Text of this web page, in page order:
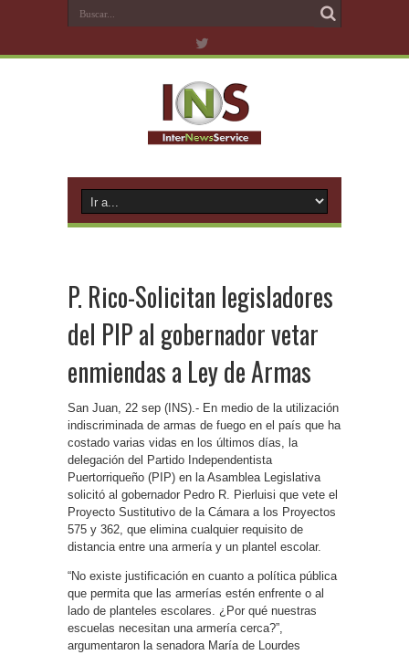
P. Rico-Solicitan legisladores
del PIP al gobernador vetar
enmiendas a Ley de Armas
San Juan, 22 sep (INS).- En medio de la utilización
indiscriminada de armas de fuego en el país que ha
costado varias vidas en los últimos días, la
delegación del Partido Independentista
Puertorriqueño (PIP) en la Asamblea Legislativa
solicitó al gobernador Pedro R. Pierluisi que vete el
Proyecto Sustitutivo de la Cámara a los Proyectos
575 y 362, que elimina cualquier requisito de
distancia entre una armería y un plantel escolar.
“No existe justificación en cuanto a política pública
que permita que las armerías estén enfrente o al
lado de planteles escolares. ¿Por qué nuestras
escuelas necesitan una armería cerca?”,
argumentaron la senadora María de Lourdes